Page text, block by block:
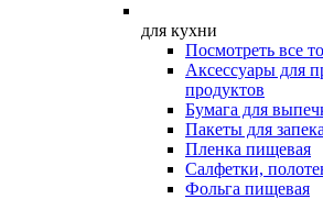
для кухни
Посмотреть все
Аксессуары для
продуктов
Бумага для
Пакеты для
Пленка пищевая
Салфетки,
Фольга пищевая